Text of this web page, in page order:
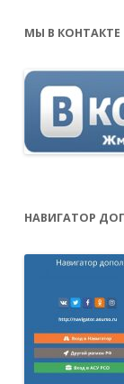
МЫ В КОНТАКТЕ
НАВИГАТОР